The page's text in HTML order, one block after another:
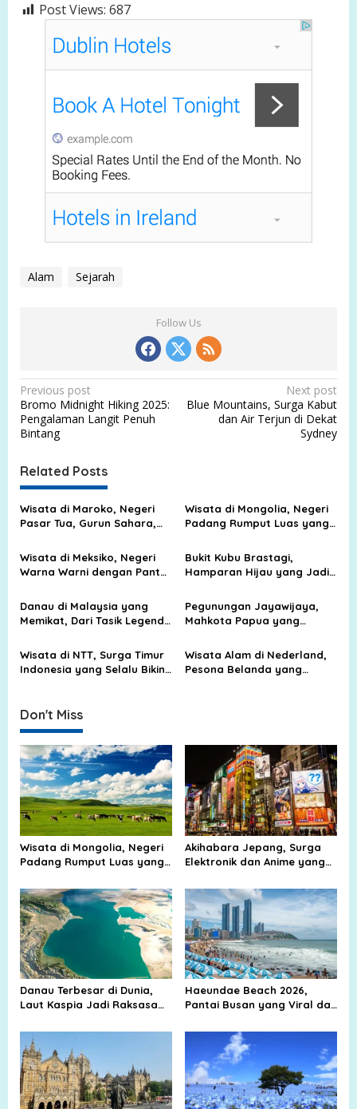
Post Views: 687
Alam Sejarah
Follow Us
P
o
s
t
n
a
v
i
g
t
o
Previous post
Bromo Midnight Hiking 2025:
Pengalaman Langit Penuh
Bintang
Next post
Blue Mountains, Surga Kabut
dan Air Terjun di Dekat
Sydney
Related Posts
Wisata di Maroko, Negeri
Pasar Tua, Gurun Sahara,
Wisata di Mongolia, Negeri
Padang Rumput Luas yang
Lebih Dekat
Wisata di Meksiko, Negeri
Warna Warni dengan Pantai
Peradaban Kuno
Bukit Kubu Brastagi,
Hamparan Hijau yang Jadi
Keluarga
Danau di Malaysia yang
Memikat, Dari Tasik Legenda
Hutan
Pegunungan Jayawijaya,
Mahkota Papua yang
Cerita Alam
Wisata di NTT, Surga Timur
Indonesia yang Selalu Bikin
Wisata Alam di Nederland,
Pesona Belanda yang
Don't Miss
Wisata di Mongolia, Negeri
Padang Rumput Luas yang
Lebih Dekat
Akihabara Jepang, Surga
Elektronik dan Anime yang
Danau Terbesar di Dunia,
Laut Kaspia Jadi Raksasa
Haeundae Beach 2026,
Pantai Busan yang Viral dan
Wisatawan